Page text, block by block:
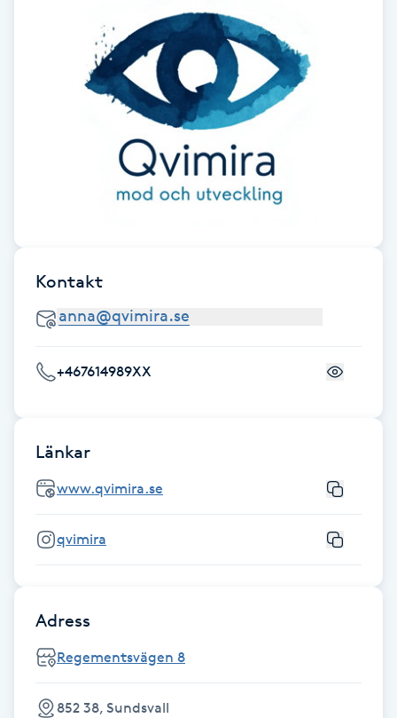
Damklippning
Diamantslipning
Extensions
Extensions borttagning
Eyeliner-tatuering
Face framing
Faceliftmassage
Fet hårbotten
Fettreducering
Fibromassage
Kontakt
+467614989XX
Länkar
www.qvimira.se
qvimira
Adress
Regementsvägen 8
852 38, Sundsvall